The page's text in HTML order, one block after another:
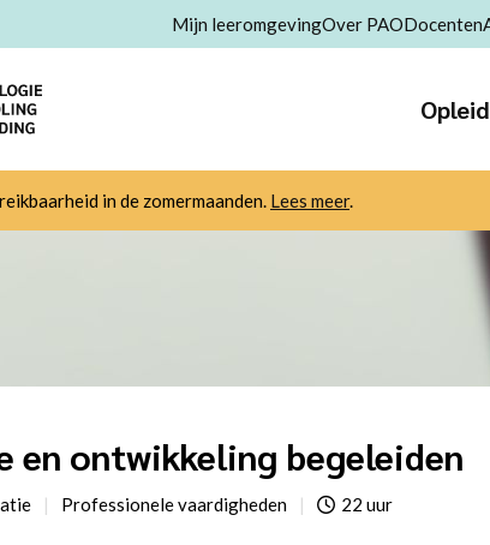
Mijn leeromgevingOver PAODocenten
in de zomermaanden. Lees meer.
en ontwikkeling begeleiden
Professionele vaardigheden 22 uur